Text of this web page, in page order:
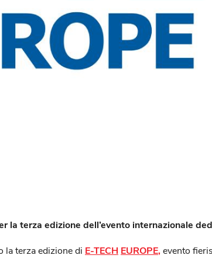
la terza edizione dell’evento internazionale
la terza edizione di E-TECH EUROPE,evento